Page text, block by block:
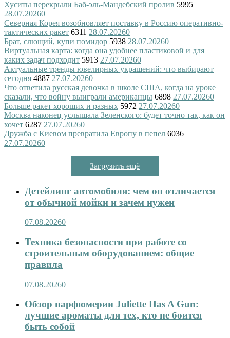
Хуситы перекрыли Баб-эль-Мандебский пролив 5995
28.07.20260
Северная Корея возобновляет поставку в Россию оперативно-
тактических ракет 6311 28.07.20260
Брат, слющий, купи помидор 5938 28.07.20260
Виртуальная карта: когда она удобнее пластиковой и для
каких задач подходит 5913 27.07.20260
Актуальные тренды ювелирных украшений: что выбирают
сегодня 4887 27.07.20260
Что ответила русская девочка в школе США, когда на уроке
сказали, что войну выиграли американцы 6898 27.07.20260
Больше ракет хороших и разных 5972 27.07.20260
Москва наконец услышала Зеленского: будет точно так, как он
хочет 6287 27.07.20260
Дружба с Киевом превратила Европу в пепел 6036
27.07.20260
Загрузить ещё
Детейлинг автомобиля: чем он отличается
от обычной мойки и зачем нужен
07.08.20260
Техника безопасности при работе со
строительным оборудованием: общие
правила
07.08.20260
Обзор парфюмерии Juliette Has A Gun:
лучшие ароматы для тех, кто не боится
быть собой